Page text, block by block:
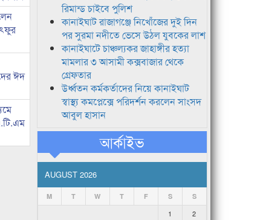
ঈদ
রিমান্ড চাইবে পুলিশ
কানাইঘাট রাজাগঞ্জে নিখোঁজের দুই দিন
পর সুরমা নদীতে ভেসে উঠল যুবকের লাশ
কানাইঘাটে চাঞ্চল্যকর জাহাঙ্গীর হত্যা
মামলার ৩ আসামী কক্সবাজার থেকে
গ্রেফতার
উর্ধ্বতন কর্মকর্তাদের নিয়ে কানাইঘাট
স্বাস্থ্য কমপ্লেক্সে পরিদর্শন করলেন সাংসদ
আবুল হাসান
আর্কাইভ
AUGUST 2026
M T W T F S S
1
2